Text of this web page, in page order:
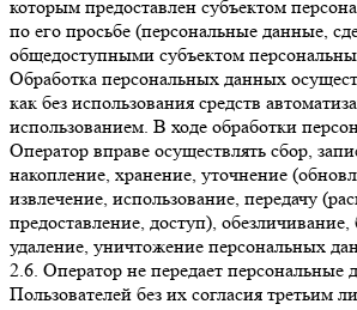
которым предоставлен субъектом
по его просьбе (персональные данные,
общедоступными субъектом
Обработка персональных данных
как без использования средств
использованием. В ходе обработки
Оператор вправе осуществлять сбор,
накопление, хранение, уточнение
извлечение, использование, передачу
предоставление, доступ),
удаление, уничтожение персональных
2.6. Оператор не передает персональные
Пользователей без их согласия третьим